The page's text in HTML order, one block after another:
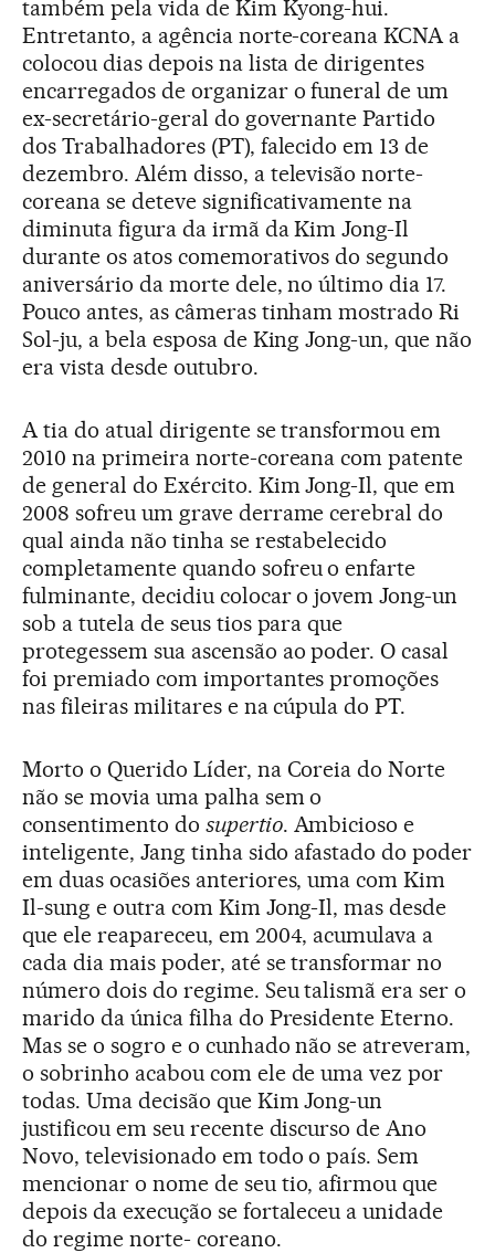
também pela vida de Kim Kyong-hui.
Entretanto, a agência norte-coreana KCNA a
colocou dias depois na lista de dirigentes
encarregados de organizar o funeral de um
ex-secretário-geral do governante Partido
dos Trabalhadores (PT), falecido em 13 de
dezembro. Além disso, a televisão norte-
coreana se deteve significativamente na
diminuta figura da irmã da Kim Jong-Il
durante os atos comemorativos do segundo
aniversário da morte dele, no último dia 17.
Pouco antes, as câmeras tinham mostrado Ri
Sol-ju, a bela esposa de King Jong-un, que não
era vista desde outubro.
A tia do atual dirigente se transformou em
2010 na primeira norte-coreana com patente
de general do Exército. Kim Jong-Il, que em
2008 sofreu um grave derrame cerebral do
qual ainda não tinha se restabelecido
completamente quando sofreu o enfarte
fulminante, decidiu colocar o jovem Jong-un
sob a tutela de seus tios para que
protegessem sua ascensão ao poder. O casal
foi premiado com importantes promoções
nas fileiras militares e na cúpula do PT.
Morto o Querido Líder, na Coreia do Norte
não se movia uma palha sem o
consentimento do supertio. Ambicioso e
inteligente, Jang tinha sido afastado do poder
em duas ocasiões anteriores, uma com Kim
Il-sung e outra com Kim Jong-Il, mas desde
que ele reapareceu, em 2004, acumulava a
cada dia mais poder, até se transformar no
número dois do regime. Seu talismã era ser o
marido da única filha do Presidente Eterno.
Mas se o sogro e o cunhado não se atreveram,
o sobrinho acabou com ele de uma vez por
todas. Uma decisão que Kim Jong-un
justificou em seu recente discurso de Ano
Novo, televisionado em todo o país. Sem
mencionar o nome de seu tio, afirmou que
depois da execução se fortaleceu a unidade
do regime norte- coreano.